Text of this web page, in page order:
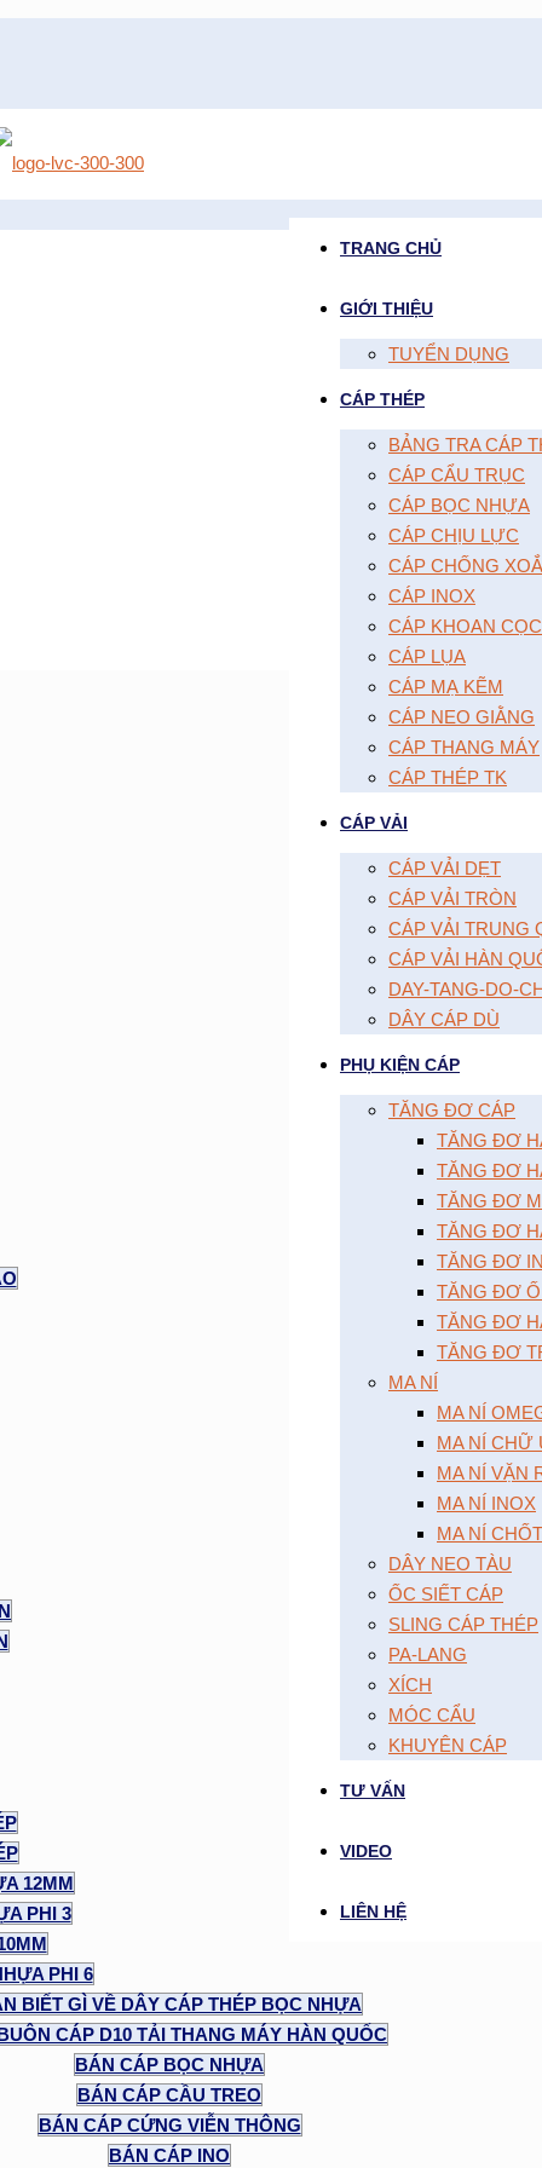
TRANG CHỦ
GIỚI THIỆU
TUYỂN DỤNG
CÁP THÉP
BẢNG TRA CÁP
CÁP CẨU TRỤC
CÁP BỌC NHỰA
CÁP CHỊU LỰC
CÁP CHỐNG
CÁP INOX
CÁP KHOAN
CÁP LỤA
CÁP MẠ KẼM
CÁP NEO GIẰNG
CÁP THANG MÁY
CÁP THÉP TK
CÁP VẢI
CÁP VẢI DẸT
CÁP VẢI TRÒN
CÁP VẢI TRUNG
CÁP VẢI HÀN
DAY-TANG-DO-
DÂY CÁP DÙ
PHỤ KIỆN CÁP
TĂNG ĐƠ CÁP
TĂNG ĐƠ
TĂNG ĐƠ
TĂNG ĐƠ
TĂNG ĐƠ
TĂNG ĐƠ
TĂNG ĐƠ
TĂNG ĐƠ
TĂNG ĐƠ
MA NÍ
MA NÍ
MA NÍ CHỮ
MA NÍ VẶN
MA NÍ INOX
MA NÍ
DÂY NEO TÀU
ỐC SIẾT CÁP
SLING CÁP THÉP
PA-LANG
XÍCH
MÓC CẨU
KHUYÊN CÁP
TƯ VẤN
VIDEO
LIÊN HỆ
12MM
PHI 3
PHI 6
BIẾT GÌ VỀ DÂY CÁP THÉP BỌC NHỰA
CÁP D10 TẢI THANG MÁY HÀN QUỐC
BÁN CÁP BỌC NHỰA
BÁN CÁP CẦU TREO
BÁN CÁP CỨNG VIỄN THÔNG
BÁN CÁP INO